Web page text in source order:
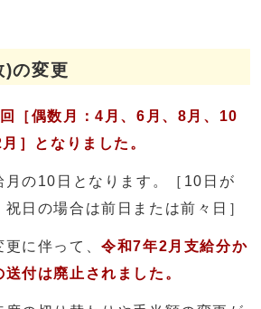
)の変更
［偶数月：4月、6月、8月、10
］となりました。
月の10日となります。［10日が
日の場合は前日または前々日］
更に伴って、令和7年2月支給分か
付は廃止されました。